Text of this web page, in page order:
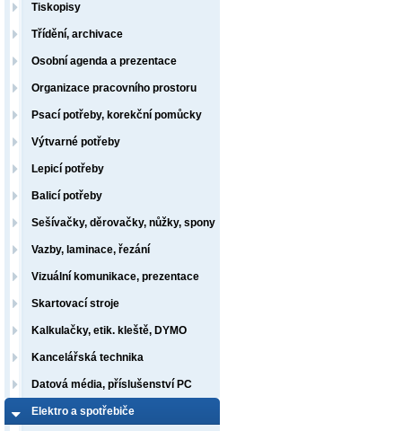
Tiskopisy
Třídění, archivace
Osobní agenda a prezentace
Organizace pracovního prostoru
Psací potřeby, korekční pomůcky
Výtvarné potřeby
Lepicí potřeby
Balicí potřeby
Sešívačky, děrovačky, nůžky, spony
Vazby, laminace, řezání
Vizuální komunikace, prezentace
Skartovací stroje
Kalkulačky, etik. kleště, DYMO
Kancelářská technika
Datová média, příslušenství PC
Elektro a spotřebiče